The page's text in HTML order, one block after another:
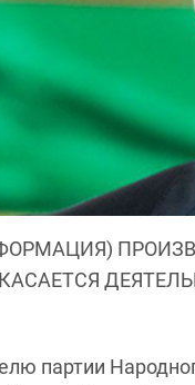
партии